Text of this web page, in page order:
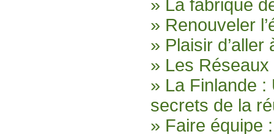
» La fabrique
» Renouveler
» Plaisir d’aller
» Les Réseaux
» La Finlande :
secrets de la
» Faire équipe